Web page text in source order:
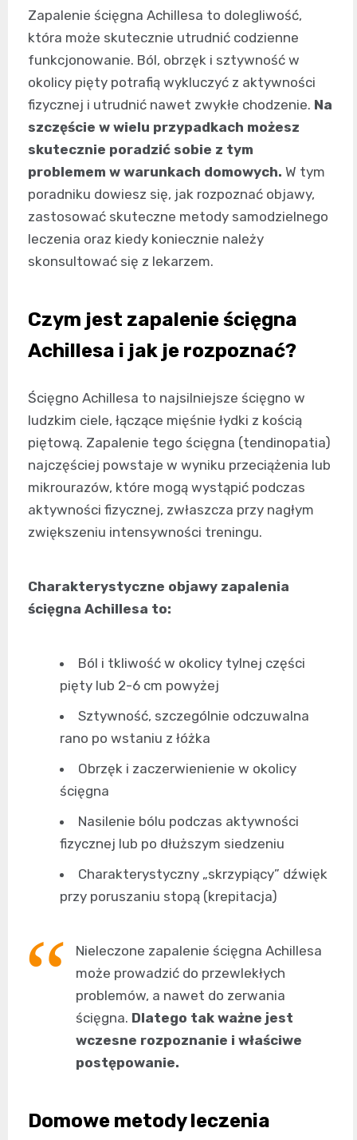
Zapalenie ścięgna Achillesa to dolegliwość,
która może skutecznie utrudnić codzienne
funkcjonowanie. Ból, obrzęk i sztywność w
okolicy pięty potrafią wykluczyć z aktywności
fizycznej i utrudnić nawet zwykłe chodzenie. Na
szczęście w wielu przypadkach możesz
skutecznie poradzić sobie z tym
problemem w warunkach domowych. W tym
poradniku dowiesz się, jak rozpoznać objawy,
zastosować skuteczne metody samodzielnego
leczenia oraz kiedy koniecznie należy
skonsultować się z lekarzem.
Czym jest zapalenie ścięgna
Achillesa i jak je rozpoznać?
Ścięgno Achillesa to najsilniejsze ścięgno w
ludzkim ciele, łączące mięśnie łydki z kością
piętową. Zapalenie tego ścięgna (tendinopatia)
najczęściej powstaje w wyniku przeciążenia lub
mikrourazów, które mogą wystąpić podczas
aktywności fizycznej, zwłaszcza przy nagłym
zwiększeniu intensywności treningu.
Charakterystyczne objawy zapalenia
ścięgna Achillesa to:
Ból i tkliwość w okolicy tylnej części
pięty lub 2-6 cm powyżej
Sztywność, szczególnie odczuwalna
rano po wstaniu z łóżka
Obrzęk i zaczerwienienie w okolicy
ścięgna
Nasilenie bólu podczas aktywności
fizycznej lub po dłuższym siedzeniu
Charakterystyczny „skrzypiący” dźwięk
przy poruszaniu stopą (krepitacja)
Nieleczone zapalenie ścięgna Achillesa
może prowadzić do przewlekłych
problemów, a nawet do zerwania
ścięgna. Dlatego tak ważne jest
wczesne rozpoznanie i właściwe
postępowanie.
Domowe metody leczenia